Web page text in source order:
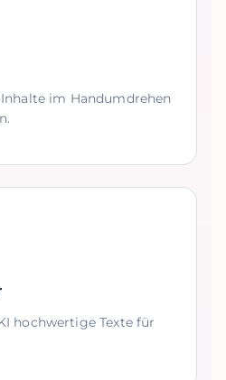
im Handumdrehen
hochwertige Texte für